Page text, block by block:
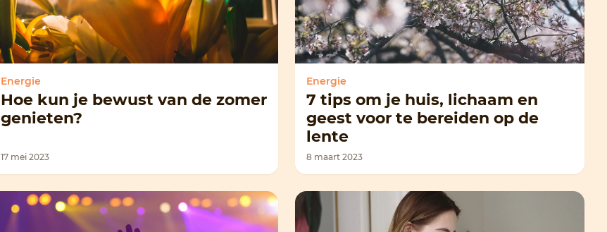
Energie
Hoe kun je bewust van de zomer
genieten?
17 mei 2023
Energie
7 tips om je huis, lichaam en
geest voor te bereiden op de
lente
8 maart 2023